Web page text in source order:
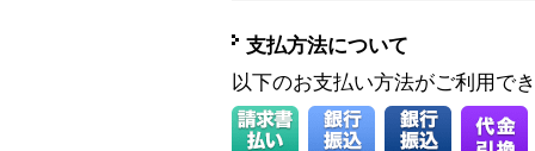
支払方法について
以下のお支払い方法がご利用で